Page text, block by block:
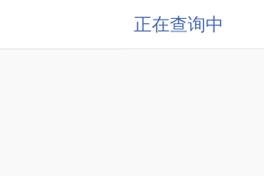
正在查询中